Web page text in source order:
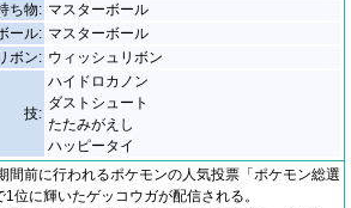
ち物: マスターボール
ール: マスターボール
ボン: ウィッシュリボン
技:
ハイドロカノン
ダストシュート
たたみがえし
ハッピータイ
間前に行われるポケモンの人気投票「ポケモン総選
位に輝いたゲッコウガが配信される。